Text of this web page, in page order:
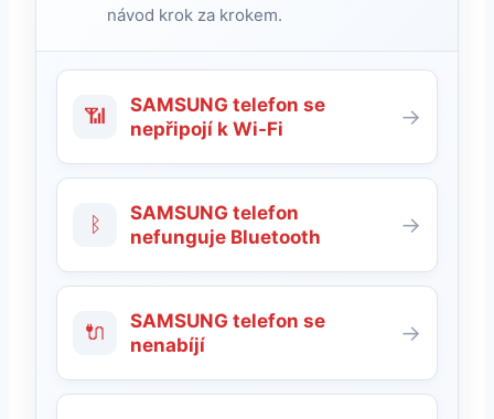
návod krok za krokem.
📶
SAMSUNG telefon se
nepřipojí k Wi-Fi
→
ᛒ
SAMSUNG telefon
nefunguje Bluetooth
→
🔌
SAMSUNG telefon se
nenabíjí
→